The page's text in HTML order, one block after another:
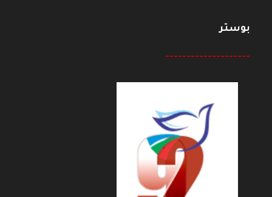
بوستر
--------------------